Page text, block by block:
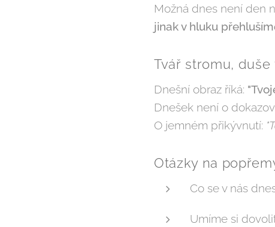
Možná dnes není den
jinak v hluku
Tvář stromu, duše
Dnešní obraz říká:
Dnešek není o
O jemném přikývnutí:
Otázky na
Co se v nás
Umíme si